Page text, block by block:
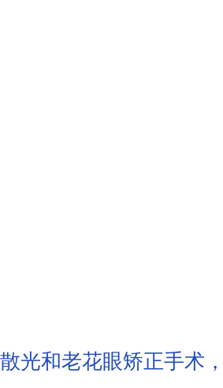
光和老花眼矫正手术